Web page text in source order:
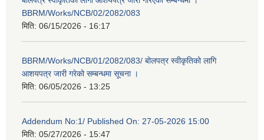
BBRM/Works/NCB/02/2082/083
मिति: 06/15/2026 - 16:17
BBRM/Works/NCB/01/2082/083/ बोलपत्र स्वीकृतिको लागि
आशयपत्र जारी गरेको सम्बन्धमा सूचना ।
मिति: 06/05/2026 - 13:25
Addendum No:1/ Published On: 27-05-2026 15:00
मिति: 05/27/2026 - 15:47